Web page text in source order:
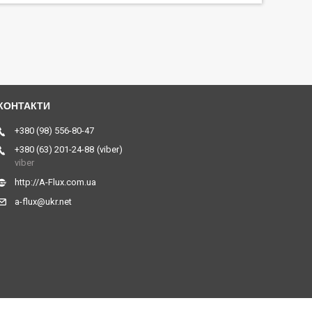
+380 (98) 556-80-47
+380 (63) 201-24-88 viber
viber
http://A-Flux.com.ua
a-flux@ukr.net